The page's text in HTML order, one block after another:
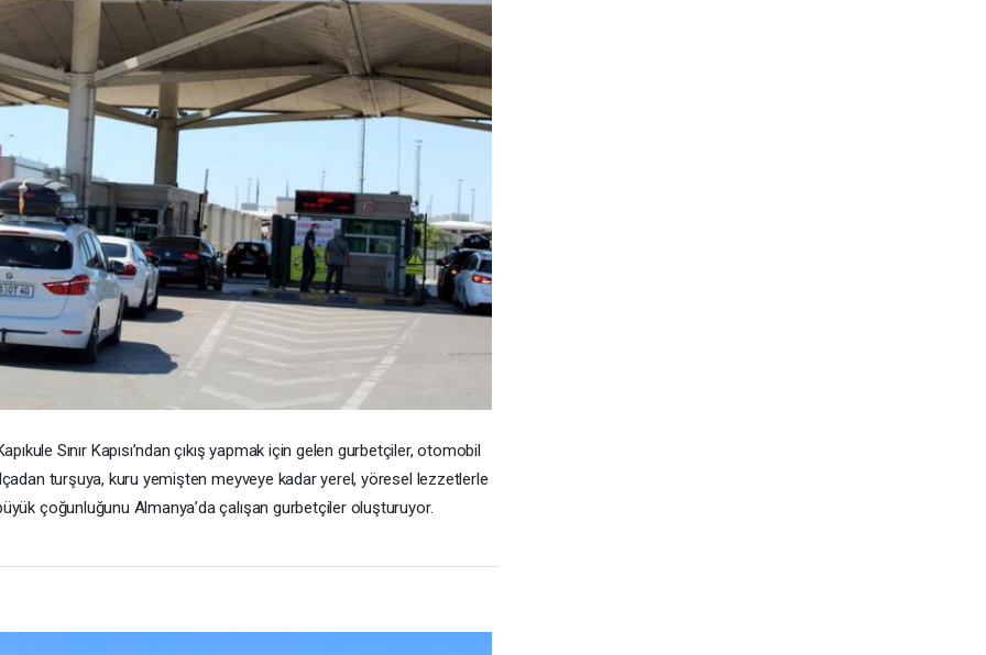
Sınır Kapısı’ndan çıkış yapmak için gelen gurbetçiler, otomobil
turşuya, kuru yemişten meyveye kadar yerel, yöresel lezzetlerle
çoğunluğunu Almanya’da çalışan gurbetçiler oluşturuyor.